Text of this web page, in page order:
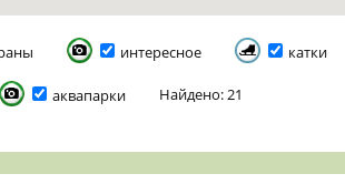
интересное катки
аквапарки Найдено: 21